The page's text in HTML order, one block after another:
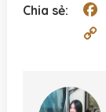
Chia sẻ: